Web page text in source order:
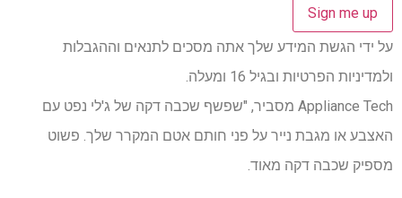
על ידי הגשת המידע שלך אתה מסכים לתנאים וההגבלות
ולמדיניות הפרטיות ובגיל 16 ומעלה.
Appliance Tech מסביר, "שפשף שכבה דקה של ג'לי נפט עם
האצבע או מגבת נייר על פני חותם אטם המקרר שלך. פשוט
מספיק שכבה דקה מאוד.